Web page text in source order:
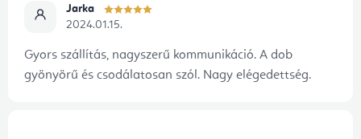
Jarka
2024.01.15.
Gyors szállítás, nagyszerű kommunikáció. A dob
gyönyörű és csodálatosan szól. Nagy elégedettség.